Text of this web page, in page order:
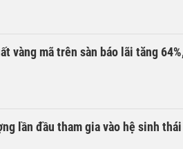
vàng mã trên sàn báo lãi tăng
lần đầu tham gia vào hệ sinh